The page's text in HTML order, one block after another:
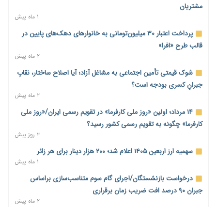
منابع صندوق ملی مسکن به متقاضیان رسید؛ اولویت با پروژه‌های
هشدار درباره آینده صندوق‌های بازنشستگی؛ اعتماد بیمه‌پردازان را
ترمیم مزد در راه است؟ تأکید بر افزایش مزد پایه و شفافیت سبد
۱۰ ساعت پیش
وام بدون رتبه اعتباری؛ صندوق کارآفرینی امید از حمایت متفاوت
ناترازی برق ۳۰ درصد کاهش یافت؛ وعده وزارت نیرو برای رفع
محدودیت صنایع
۱۰ ساعت پیش
ورود بخش خصوصی به حکمرانی اشتغال؛ «یاوران پیشرفت»
مشتریان
۱ ماه پیش
پرداخت اعتبار ۳۰ میلیون‌تومانی به خانوارهای دهک‌های پایین در
قالب طرح «افرا»
۲ ماه پیش
شوک قیمتی تأمین اجتماعی به مشاغل آزاد؛ آیا اصلاح ساختار، نقابِ
جبرانِ کسری بودجه است؟
۲ ماه پیش
۱۴ مرداد؛ اولین «روز ملی کارفرما» در تقویم رسمی ایران/«روز ملی
کارفرما» چگونه به تقویم رسمی کشور رسید؟
۳ روز پیش
سهمیه ارز اربعین ۱۴۰۵ اعلام شد؛ ۲۰۰ هزار دینار برای هر زائر
۱ ماه پیش
درخواست بازنشستگان/اجرای گام سوم متناسب‌سازی براساس
جبران ۹۰ درصد افت ضریب زمان برقراری
۲ ماه پیش